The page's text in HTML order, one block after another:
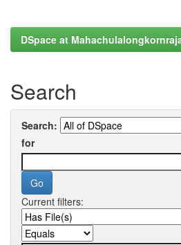
DSpace at
Search
Search:
for
Current filters: